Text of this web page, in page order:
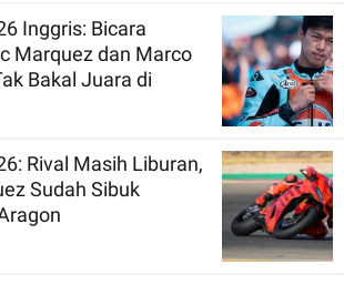
Inggris: Bicara
Marquez dan Marco
Bakal Juara di
Rival Masih Liburan,
Sudah Sibuk